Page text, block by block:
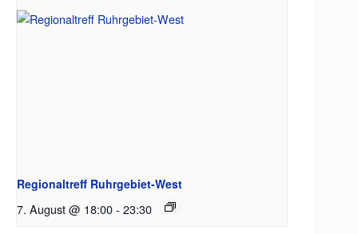
Regionaltreff Ruhrgebiet-West
7. August @ 18:00- 23:30